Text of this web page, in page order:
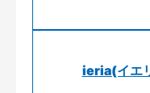
ieria(イエ